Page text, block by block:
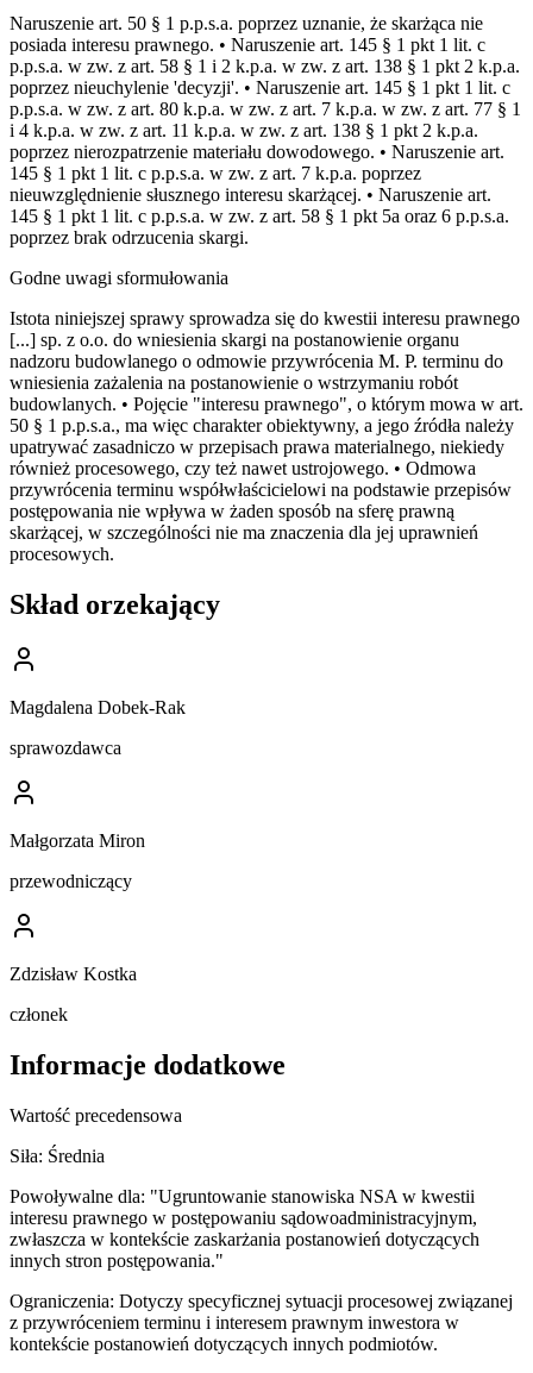
Naruszenie art. 50 § 1 p.p.s.a. poprzez uznanie, że skarżąca nie
posiada interesu prawnego. • Naruszenie art. 145 § 1 pkt 1 lit. c
p.p.s.a. w zw. z art. 58 § 1 i 2 k.p.a. w zw. z art. 138 § 1 pkt 2 k.p.a.
poprzez nieuchylenie 'decyzji'. • Naruszenie art. 145 § 1 pkt 1 lit. c
p.p.s.a. w zw. z art. 80 k.p.a. w zw. z art. 7 k.p.a. w zw. z art. 77 § 1
i 4 k.p.a. w zw. z art. 11 k.p.a. w zw. z art. 138 § 1 pkt 2 k.p.a.
poprzez nierozpatrzenie materiału dowodowego. • Naruszenie art.
145 § 1 pkt 1 lit. c p.p.s.a. w zw. z art. 7 k.p.a. poprzez
nieuwzględnienie słusznego interesu skarżącej. • Naruszenie art.
145 § 1 pkt 1 lit. c p.p.s.a. w zw. z art. 58 § 1 pkt 5a oraz 6 p.p.s.a.
poprzez brak odrzucenia skargi.
Godne uwagi sformułowania
Istota niniejszej sprawy sprowadza się do kwestii interesu prawnego
[...] sp. z o.o. do wniesienia skargi na postanowienie organu
nadzoru budowlanego o odmowie przywrócenia M. P. terminu do
wniesienia zażalenia na postanowienie o wstrzymaniu robót
budowlanych. • Pojęcie "interesu prawnego", o którym mowa w art.
50 § 1 p.p.s.a., ma więc charakter obiektywny, a jego źródła należy
upatrywać zasadniczo w przepisach prawa materialnego, niekiedy
również procesowego, czy też nawet ustrojowego. • Odmowa
przywrócenia terminu współwłaścicielowi na podstawie przepisów
postępowania nie wpływa w żaden sposób na sferę prawną
skarżącej, w szczególności nie ma znaczenia dla jej uprawnień
procesowych.
Skład orzekający
Magdalena Dobek-Rak
sprawozdawca
Małgorzata Miron
przewodniczący
Zdzisław Kostka
członek
Informacje dodatkowe
Wartość precedensowa
Siła: Średnia
Powoływalne dla: "Ugruntowanie stanowiska NSA w kwestii
interesu prawnego w postępowaniu sądowoadministracyjnym,
zwłaszcza w kontekście zaskarżania postanowień dotyczących
innych stron postępowania."
Ograniczenia: Dotyczy specyficznej sytuacji procesowej związanej
z przywróceniem terminu i interesem prawnym inwestora w
kontekście postanowień dotyczących innych podmiotów.